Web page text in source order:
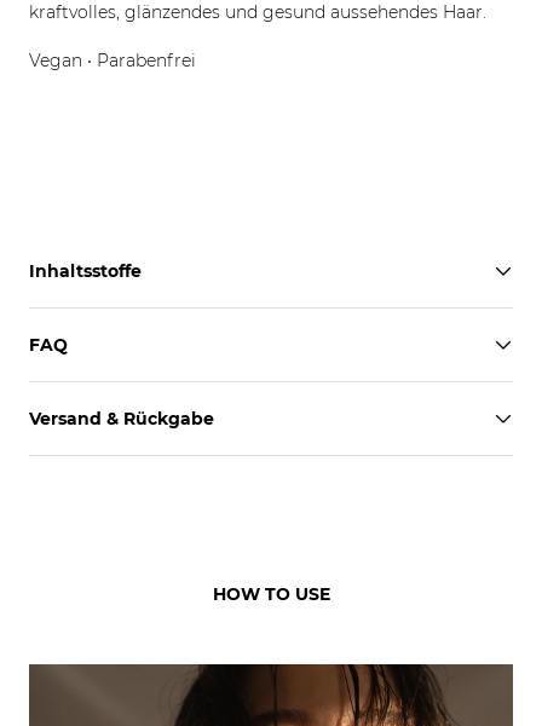
kraftvolles, glänzendes und gesund aussehendes Haar.
Vegan • Parabenfrei
Inhaltsstoffe
FAQ
Versand & Rückgabe
HOW TO USE